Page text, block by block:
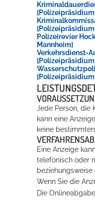
Polizeirevier
Mannheim]
Verkehrsdienst-
[Polizeipräsidium
Jede Person, die
kann eine
keine
Eine Anzeige
telefonisch oder
Wenn Sie die
Die